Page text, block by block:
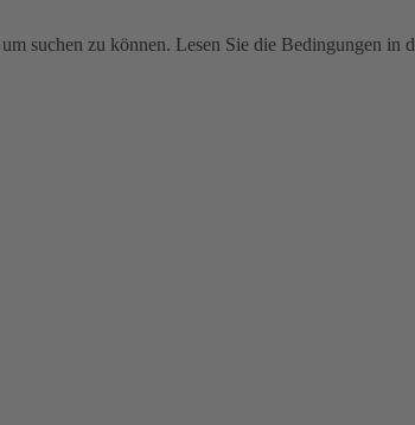
suchen zu können. Lesen Sie die Bedingungen in